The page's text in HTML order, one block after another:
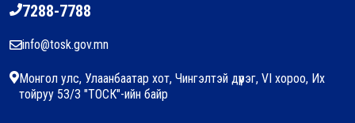
7288-7788
info@tosk.gov.mn
Монгол улс, Улаанбаатар хот, Чингэлтэй дүүрэг, VI хороо, Их
тойруу 53/3 "ТОСК"-ийн байр